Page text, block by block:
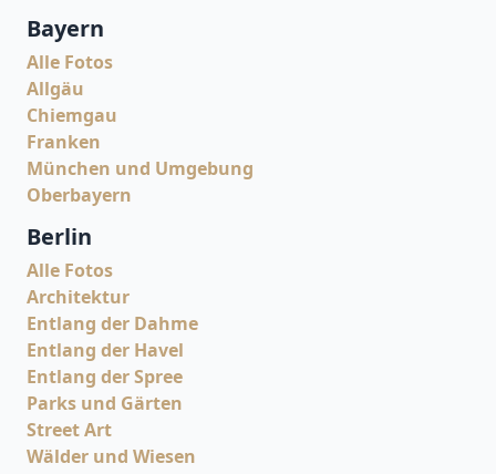
Bayern
Alle Fotos
Allgäu
Chiemgau
Franken
München und Umgebung
Oberbayern
Berlin
Alle Fotos
Architektur
Entlang der Dahme
Entlang der Havel
Entlang der Spree
Parks und Gärten
Street Art
Wälder und Wiesen